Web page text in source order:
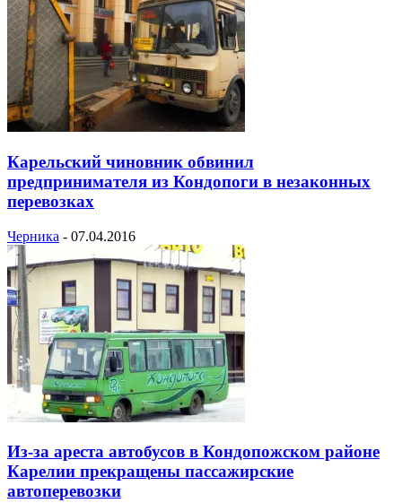
Карельский чиновник обвинил
предпринимателя из Кондопоги в незаконных
перевозках
Черника - 07.04.2016
Из-за ареста автобусов в Кондопожском районе
Карелии прекращены пассажирские
автоперевозки